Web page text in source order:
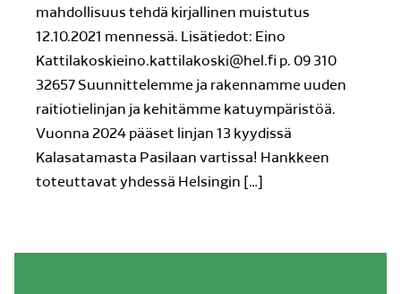
mahdollisuus tehdä kirjallinen muistutus
12.10.2021 mennessä. Lisätiedot: Eino
Kattilakoskieino.kattilakoski@hel.fi p. 09 310
32657 Suunnittelemme ja rakennamme uuden
raitiotielinjan ja kehitämme katuympäristöä.
Vuonna 2024 pääset linjan 13 kyydissä
Kalasatamasta Pasilaan vartissa! Hankkeen
toteuttavat yhdessä Helsingin […]